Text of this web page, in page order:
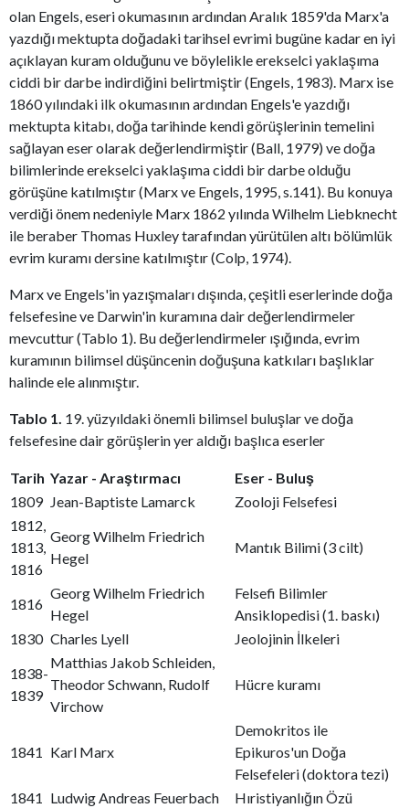
olan Engels, eseri okumasının ardından Aralık 1859'da Marx'a
yazdığı mektupta doğadaki tarihsel evrimi bugüne kadar en iyi
açıklayan kuram olduğunu ve böylelikle erekselci yaklaşıma
ciddi bir darbe indirdiğini belirtmiştir (Engels, 1983). Marx ise
1860 yılındaki ilk okumasının ardından Engels'e yazdığı
mektupta kitabı, doğa tarihinde kendi görüşlerinin temelini
sağlayan eser olarak değerlendirmiştir (Ball, 1979) ve doğa
bilimlerinde erekselci yaklaşıma ciddi bir darbe olduğu
görüşüne katılmıştır (Marx ve Engels, 1995, s.141). Bu konuya
verdiği önem nedeniyle Marx 1862 yılında Wilhelm Liebknecht
ile beraber Thomas Huxley tarafından yürütülen altı bölümlük
evrim kuramı dersine katılmıştır (Colp, 1974).
Marx ve Engels'in yazışmaları dışında, çeşitli eserlerinde doğa
felsefesine ve Darwin'in kuramına dair değerlendirmeler
mevcuttur (Tablo 1). Bu değerlendirmeler ışığında, evrim
kuramının bilimsel düşüncenin doğuşuna katkıları başlıklar
halinde ele alınmıştır.
Tablo 1. 19. yüzyıldaki önemli bilimsel buluşlar ve doğa
felsefesine dair görüşlerin yer aldığı başlıca eserler
Tarih Yazar - Araştırmacı
Eser - Buluş
1809 Jean-Baptiste Lamarck
Zooloji Felsefesi
1812,
1813,
1816
Georg Wilhelm Friedrich
Hegel
Mantık Bilimi (3 cilt)
1816
Georg Wilhelm Friedrich
Hegel
Felsefi Bilimler
Ansiklopedisi (1. baskı)
1830 Charles Lyell
Jeolojinin İlkeleri
1838-
1839
Matthias Jakob Schleiden,
Theodor Schwann, Rudolf
Virchow
Hücre kuramı
1841 Karl Marx
Demokritos ile
Epikuros'un Doğa
Felsefeleri (doktora tezi)
1841 Ludwig Andreas Feuerbach Hıristiyanlığın Özü